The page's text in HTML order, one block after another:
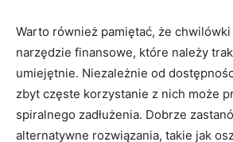
Warto również pamiętać, że
narzędzie finansowe, które należy
umiejętnie. Niezależnie od
zbyt częste korzystanie z nich może
spiralnego zadłużenia. Dobrze
alternatywne rozwiązania, takie jak